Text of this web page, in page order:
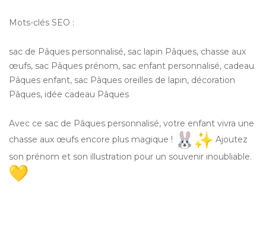
Mots-clés SEO :
sac de Pâques personnalisé, sac lapin Pâques, chasse aux
œufs, sac Pâques prénom, sac enfant personnalisé, cadeau
Pâques enfant, sac Pâques oreilles de lapin, décoration
Pâques, idée cadeau Pâques
Avec ce sac de Pâques personnalisé, votre enfant vivra une
chasse aux œufs encore plus magique !
Ajoutez
son prénom et son illustration pour un souvenir inoubliable.